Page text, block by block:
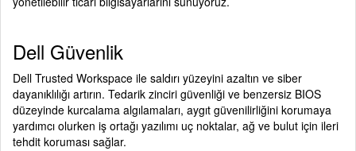
Dell Güvenlik
Dell Trusted Workspace ile saldırı yüzeyini azaltın ve siber
dayanıklılığı artırın. Tedarik zinciri güvenliği ve benzersiz BIOS
düzeyinde kurcalama algılamaları, aygıt güvenilirliğini korumaya
yardımcı olurken iş ortağı yazılımı uç noktalar, ağ ve bulut için ileri
tehdit koruması sağlar.